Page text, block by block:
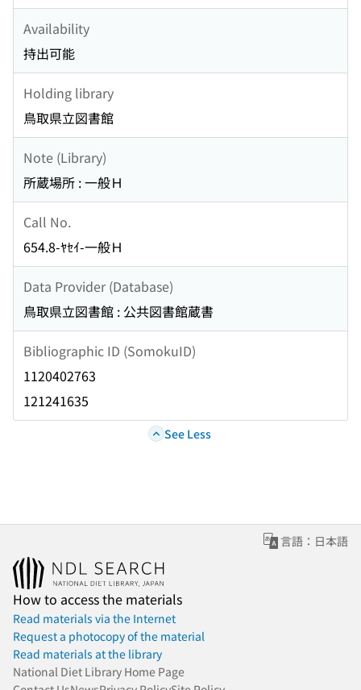
Availability
持出可能
Holding library
鳥取県立図書館
Note (Library)
所蔵場所 : 一般Ｈ
Call No.
654.8-ﾔｾｲ-一般Ｈ
Data Provider (Database)
鳥取県立図書館 : 公共図書館蔵書
Bibliographic ID (SomokuID)
1120402763
121241635
See Less
言語：日本語
How to access the materials
Read materials via the Internet
Request a photocopy of the material
Read materials at the library
National Diet Library Home Page